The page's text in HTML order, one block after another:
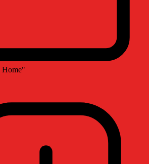
Home"